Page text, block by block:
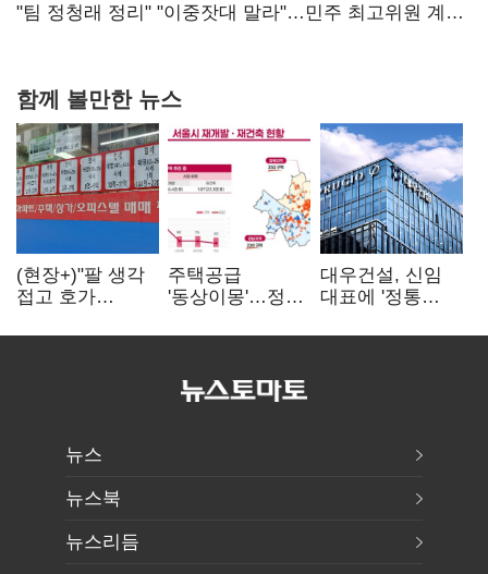
핵심으로 재부상
"팀 정청래 정리" "이중잣대 말라"…민주 최고위원 계파
함께 볼만한 뉴스
(현장+)"팔 생각
접고 호가
똘똘한 한 채'
주택공급
'동상이몽'…정부
없으면 '공수표'
대우건설, 신임
대표에 '정통
부사장 내정
뉴스
뉴스북
뉴스리듬